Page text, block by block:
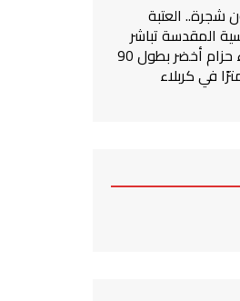
شجرة.. العتبة
المقدسة تباشر
إنشاء حزام أخضر بطول 90
في كربلاء